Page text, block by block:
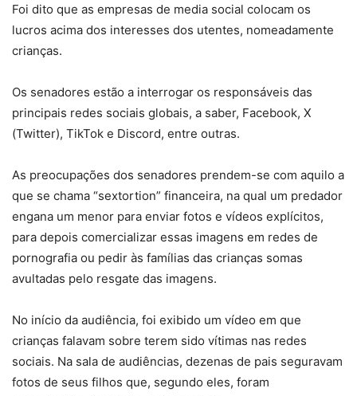
Foi dito que as empresas de media social colocam os
lucros acima dos interesses dos utentes, nomeadamente
crianças.
Os senadores estão a interrogar os responsáveis das
principais redes sociais globais, a saber, Facebook, X
(Twitter), TikTok e Discord, entre outras.
As preocupações dos senadores prendem-se com aquilo a
que se chama “sextortion” financeira, na qual um predador
engana um menor para enviar fotos e vídeos explícitos,
para depois comercializar essas imagens em redes de
pornografia ou pedir às famílias das crianças somas
avultadas pelo resgate das imagens.
No início da audiência, foi exibido um vídeo em que
crianças falavam sobre terem sido vítimas nas redes
sociais. Na sala de audiências, dezenas de pais seguravam
fotos de seus filhos que, segundo eles, foram